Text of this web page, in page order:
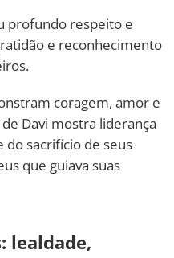
profundo respeito e
e reconhecimento
coragem, amor e
Davi mostra liderança
sacrifício de seus
que guiava suas
lealdade,